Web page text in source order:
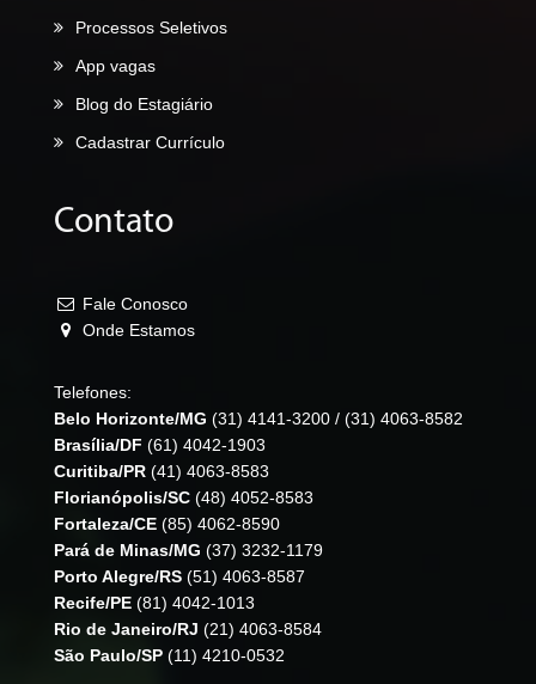
Processos Seletivos
App vagas
Blog do Estagiário
Cadastrar Currículo
Contato
Fale Conosco
Onde Estamos
Telefones:
Belo Horizonte/MG (31) 4141-3200 / (31) 4063-8582
Brasília/DF (61) 4042-1903
Curitiba/PR (41) 4063-8583
Florianópolis/SC (48) 4052-8583
Fortaleza/CE (85) 4062-8590
Pará de Minas/MG (37) 3232-1179
Porto Alegre/RS (51) 4063-8587
Recife/PE (81) 4042-1013
Rio de Janeiro/RJ (21) 4063-8584
São Paulo/SP (11) 4210-0532